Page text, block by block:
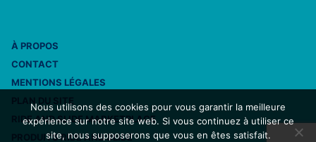
À PROPOS
CONTACT
MENTIONS LÉGALES
PLAN DU SITE
RIDE AND SLIDE MARKETPLACE
PRODUITS RIDE AND SLIDE
Nous utilisons des cookies pour vous garantir la meilleure
expérience sur notre site web. Si vous continuez à utiliser ce
site, nous supposerons que vous en êtes satisfait.